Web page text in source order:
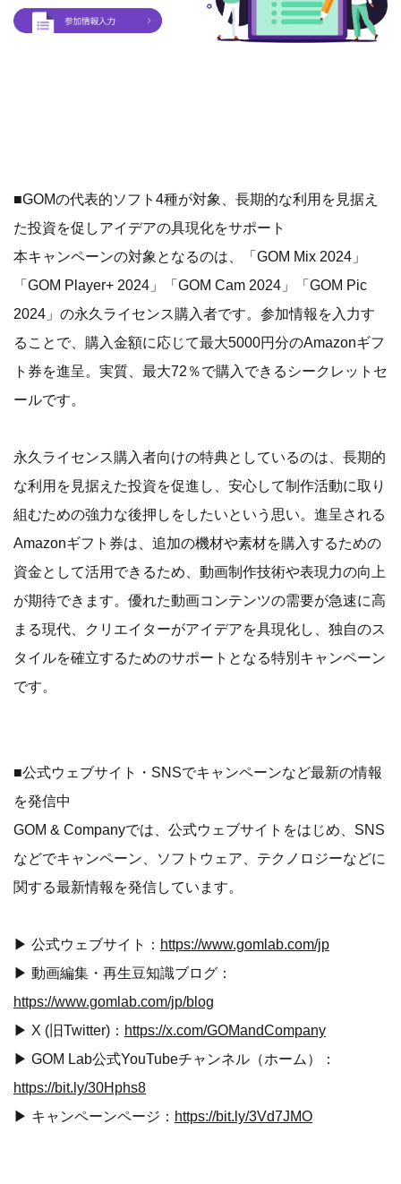
■GOMの代表的ソフト4種が対象、長期的な利用を見据え
た投資を促しアイデアの具現化をサポート
本キャンペーンの対象となるのは、「GOM Mix 2024」
「GOM Player+ 2024」「GOM Cam 2024」「GOM Pic
2024」の永久ライセンス購入者です。参加情報を入力す
ることで、購入金額に応じて最大5000円分のAmazonギフ
ト券を進呈。実質、最大72％で購入できるシークレットセ
ールです。
永久ライセンス購入者向けの特典としているのは、長期的
な利用を見据えた投資を促進し、安心して制作活動に取り
組むための強力な後押しをしたいという思い。進呈される
Amazonギフト券は、追加の機材や素材を購入するための
資金として活用できるため、動画制作技術や表現力の向上
が期待できます。優れた動画コンテンツの需要が急速に高
まる現代、クリエイターがアイデアを具現化し、独自のス
タイルを確立するためのサポートとなる特別キャンペーン
です。
■公式ウェブサイト・SNSでキャンペーンなど最新の情報
を発信中
GOM & Companyでは、公式ウェブサイトをはじめ、SNS
などでキャンペーン、ソフトウェア、テクノロジーなどに
関する最新情報を発信しています。
▶ 公式ウェブサイト： https://www.gomlab.com/jp
▶ 動画編集・再生豆知識ブログ：
https://www.gomlab.com/jp/blog
▶ X (旧Twitter)： https://x.com/GOMandCompany
▶ GOM Lab公式YouTubeチャンネル（ホーム）：
https://bit.ly/30Hphs8
▶ キャンペーンページ： https://bit.ly/3Vd7JMO